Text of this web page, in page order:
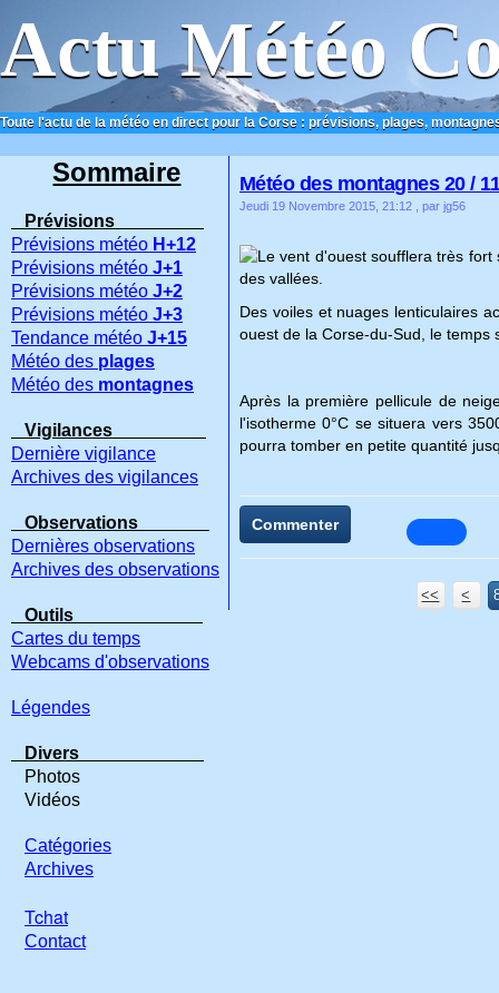
Actu Météo
Toute l'actu de la météo en direct pour la Corse : prévisions, plages,
ACCUEIL CONTACT
Météo des montagnes 20 /
Jeudi 19 Novembre 2015, 21:12 , par jg56
Le vent d'ouest soufflera très
des vallées.
Des voiles et nuages lenticulaires
ouest de la Corse-du-Sud, le
Après la première pellicule de
l'isotherme 0°C se situera vers
pourra tomber en petite quantité
Commenter
<< <
Sommaire
Prévisions
Prévisions météo H+12
Prévisions météo J+1
Prévisions météo J+2
Prévisions météo J+3
Tendance météo J+15
Météo des plages
Météo des montagnes
Vigilances
Dernière vigilance
Archives des vigilances
Observations
Dernières observations
Archives des observations
Outils
Cartes du temps
Webcams d'observations
Légendes
Divers
Photos
Vidéos
Catégories
Archives
Tchat
Contact